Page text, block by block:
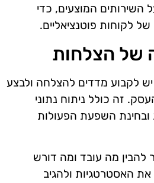
השירותים המוצעים, כדי
לקוחות פוטנציאליים.
של הצלחות
לקבוע מדדים להצלחה ולבצע
זה כולל ניתוח נתוני
ובחינת השפעת הפעולות
מה עובד ומה דורש
האסטרטגיות ולהגיב